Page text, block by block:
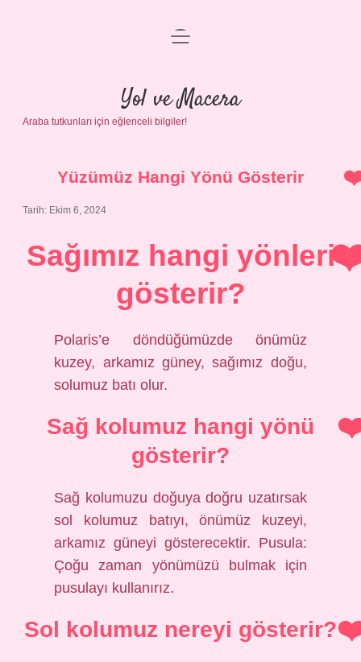
Anasayfa
Gizlilik Politikası
Yasal Uyarı
menüyü
Yol ve Macera
Araba tutkunları için eğlenceli bilgiler!
Yüzümüz Hangi Yönü Gösterir
Tarih: Ekim 6, 2024
Sağımız hangi yönleri
gösterir?
Polaris’e döndüğümüzde önümüz
kuzey, arkamız güney, sağımız doğu,
solumuz batı olur.
Sağ kolumuz hangi yönü
gösterir?
Sağ kolumuzu doğuya doğru uzatırsak
sol kolumuz batıyı, önümüz kuzeyi,
arkamız güneyi gösterecektir. Pusula:
Çoğu zaman yönümüzü bulmak için
pusulayı kullanırız.
Sol kolumuz nereyi gösterir?